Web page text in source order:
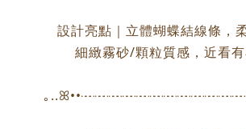
設計亮點｜立體蝴蝶結線條，
細緻霧砂/顆粒質感，近看
｡